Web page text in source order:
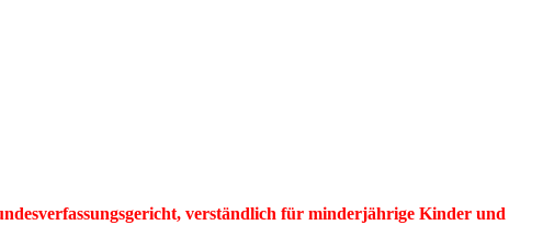
verständlich für minderjährige Kinder und